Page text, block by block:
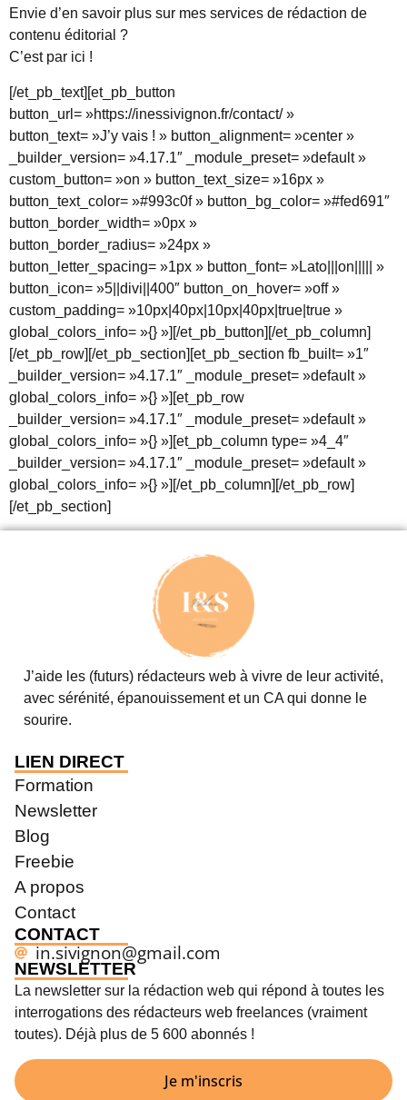
Envie d’en savoir plus sur mes services de rédaction de
contenu éditorial ?
C’est par ici !
[/et_pb_text][et_pb_button
button_url= »https://inessivignon.fr/contact/ »
button_text= »J’y vais ! » button_alignment= »center »
_builder_version= »4.17.1″ _module_preset= »default »
custom_button= »on » button_text_size= »16px »
button_text_color= »#993c0f » button_bg_color= »#fed691″
button_border_width= »0px »
button_border_radius= »24px »
button_letter_spacing= »1px » button_font= »Lato|||on||||| »
button_icon= »5||divi||400″ button_on_hover= »off »
custom_padding= »10px|40px|10px|40px|true|true »
global_colors_info= »{} »][/et_pb_button][/et_pb_column]
[/et_pb_row][/et_pb_section][et_pb_section fb_built= »1″
_builder_version= »4.17.1″ _module_preset= »default »
global_colors_info= »{} »][et_pb_row
_builder_version= »4.17.1″ _module_preset= »default »
global_colors_info= »{} »][et_pb_column type= »4_4″
_builder_version= »4.17.1″ _module_preset= »default »
global_colors_info= »{} »][/et_pb_column][/et_pb_row]
[/et_pb_section]
J’aide les (futurs) rédacteurs web à vivre de leur activité,
avec sérénité, épanouissement et un CA qui donne le
sourire.
LIEN DIRECT
Formation
Newsletter
Blog
Freebie
A propos
Contact
CONTACT
in.sivignon@gmail.com
NEWSLETTER
La newsletter sur la rédaction web qui répond à toutes les
interrogations des rédacteurs web freelances (vraiment
toutes). Déjà plus de 5 600 abonnés !
Je m'inscris